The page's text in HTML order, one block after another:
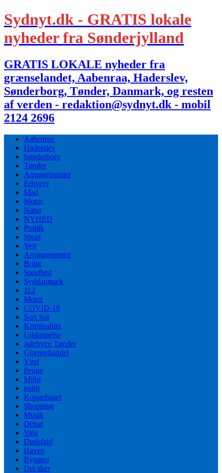
Sydnyt.dk - GRATIS lokale
nyheder fra Sønderjylland
GRATIS LOKALE nyheder fra
grænselandet, Aabenraa, Haderslev,
Sønderborg, Tønder, Danmark, og resten
af verden - redaktion@sydnyt.dk - mobil
2124 2696
Aabenraa
Haderslev
Sønderborg
Tønder
Arrangementer
Erhverv
Mad
Motor
Natur
NYHED
Politik
Sport
Vejr
Arrangementer
Bolig
Sundhed
Syddanmark
112
Motor
COVID-19
Sort Sol
Kriminalitet
Uddannelse
Julebyen Tønder
Grænsehandel
Vind
Penge
Miljø
politi
Kongehuset
Shopping
Musik
Debat
Valg
Dødsfald
Haven
Byggeri
Det sker